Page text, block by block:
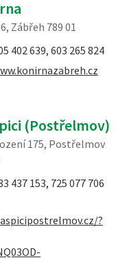
Zábřeh 789 01
402 639, 603 265 824
(Postřelmov)
175, Postřelmov
437 153, 725 077 706
?